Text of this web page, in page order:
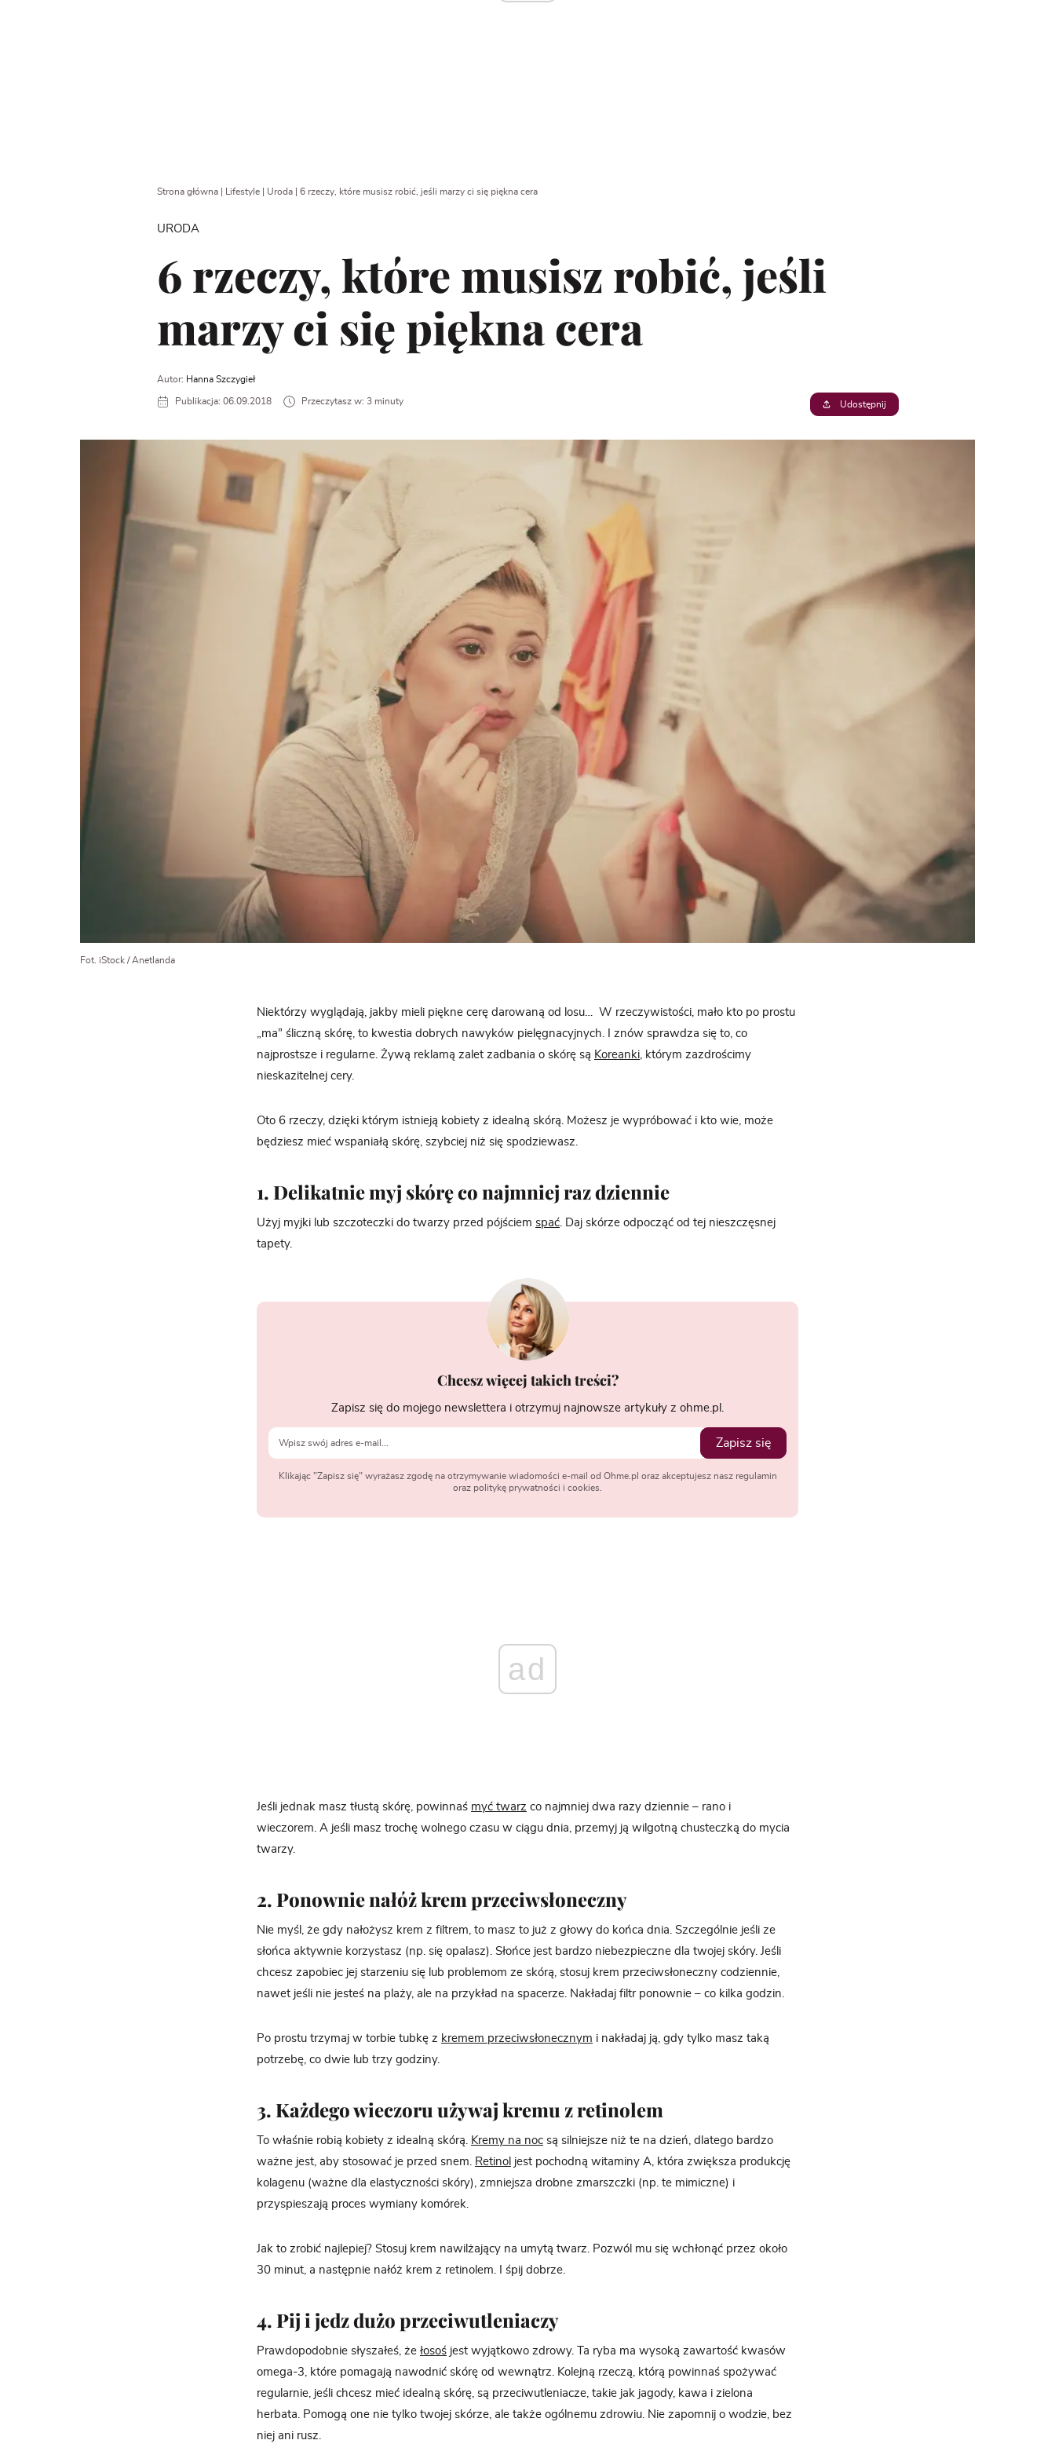
Strona główna| Lifestyle| Uroda| 6 rzeczy, które musisz robić, jeśli marzy ci się piękna cera
URODA
6 rzeczy, które musisz robić, jeśli
marzy ci się piękna cera
Autor: Hanna Szczygieł
Publikacja: 06.09.2018 Przeczytasz w: 3 minuty Udostępnij
Fot. iStock / Anetlanda
Niektórzy wyglądają, jakby mieli piękne cerę darowaną od losu… W rzeczywistości, mało kto po prostu
„ma” śliczną skórę, to kwestia dobrych nawyków pielęgnacyjnych. I znów sprawdza się to, co
najprostsze i regularne. Żywą reklamą zalet zadbania o skórę są Koreanki, którym zazdrościmy
nieskazitelnej cery.
Oto 6 rzeczy, dzięki którym istnieją kobiety z idealną skórą. Możesz je wypróbować i kto wie, może
będziesz mieć wspaniałą skórę, szybciej niż się spodziewasz.
1. Delikatnie myj skórę co najmniej raz dziennie
Użyj myjki lub szczoteczki do twarzy przed pójściem spać. Daj skórze odpocząć od tej nieszczęsnej
tapety.
Chcesz więcej takich treści?
Zapisz się do mojego newslettera i otrzymuj najnowsze artykuły z ohme.pl.
Zapisz się
Klikając "Zapisz się" wyrażasz zgodę na otrzymywanie wiadomości e-mail od Ohme.pl oraz akceptujesz nasz regulamin
oraz politykę prywatności i cookies.
ad
Jeśli jednak masz tłustą skórę, powinnaś myć twarz co najmniej dwa razy dziennie – rano i
wieczorem. A jeśli masz trochę wolnego czasu w ciągu dnia, przemyj ją wilgotną chusteczką do mycia
twarzy.
2. Ponownie nałóż krem ​​przeciwsłoneczny
Nie myśl, że gdy nałożysz krem z filtrem, to masz to już z głowy do końca dnia. Szczególnie jeśli ze
słońca aktywnie korzystasz (np. się opalasz). Słońce jest bardzo niebezpieczne dla twojej skóry. Jeśli
chcesz zapobiec jej starzeniu się lub problemom ze skórą, stosuj krem ​​przeciwsłoneczny codziennie,
nawet jeśli nie jesteś na plaży, ale na przykład na spacerze. Nakładaj filtr ponownie – co kilka godzin.
Po prostu trzymaj w torbie tubkę z kremem przeciwsłonecznym i nakładaj ją, gdy tylko masz taką
potrzebę, co dwie lub trzy godziny.
3. Każdego wieczoru używaj kremu z retinolem
To właśnie robią kobiety z idealną skórą. Kremy na noc są silniejsze niż te na dzień, dlatego bardzo
ważne jest, aby stosować je przed snem. Retinol jest pochodną witaminy A, która zwiększa produkcję
kolagenu (ważne dla elastyczności skóry), zmniejsza drobne zmarszczki (np. te mimiczne) i
przyspieszają proces wymiany komórek.
Jak to zrobić najlepiej? Stosuj krem nawilżający na umytą twarz. Pozwól mu się wchłonąć przez około
30 minut, a następnie nałóż krem ​​z retinolem. I śpij dobrze.
4. Pij i jedz dużo przeciwutleniaczy
Prawdopodobnie słyszałeś, że łosoś jest wyjątkowo zdrowy. Ta ryba ma wysoką zawartość kwasów
omega-3, które pomagają nawodnić skórę od wewnątrz. Kolejną rzeczą, którą powinnaś spożywać
regularnie, jeśli chcesz mieć idealną skórę, są przeciwutleniacze, takie jak jagody, kawa i zielona
herbata. Pomogą one nie tylko twojej skórze, ale także ogólnemu zdrowiu. Nie zapomnij o wodzie, bez
niej ani rusz.